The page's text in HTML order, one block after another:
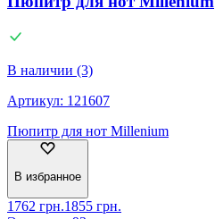
В наличии (3)
Артикул: 121607
Пюпитр для нот Millenium
В избранное
1762 грн.1855 грн.